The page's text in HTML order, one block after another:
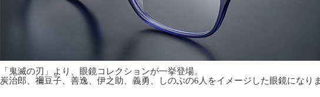
「鬼滅の刃」より、眼鏡コレクションが一挙登場。
炭治郎、禰豆子、善逸、伊之助、義勇、しのぶの6人をイメージした眼鏡になり